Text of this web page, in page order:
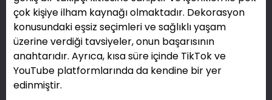
çok kişiye ilham kaynağı olmaktadır. Dekorasyon
konusundaki eşsiz seçimleri ve sağlıklı yaşam
üzerine verdiği tavsiyeler, onun başarısının
anahtarıdır. Ayrıca, kısa süre içinde TikTok ve
YouTube platformlarında da kendine bir yer
edinmiştir.